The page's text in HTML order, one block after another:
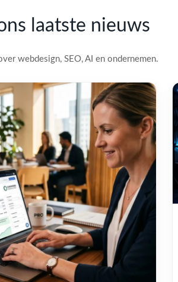
laatste nieuws
webdesign, SEO, AI en ondernemen.